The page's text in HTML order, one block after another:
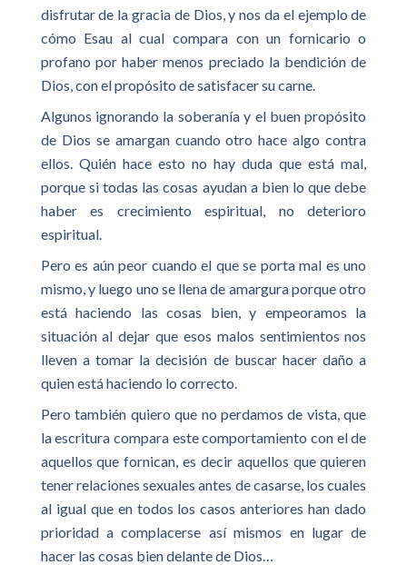
disfrutar de la gracia de Dios, y nos da el ejemplo de
cómo Esau al cual compara con un fornicario o
profano por haber menos preciado la bendición de
Dios, con el propósito de satisfacer su carne.
Algunos ignorando la soberanía y el buen propósito
de Dios se amargan cuando otro hace algo contra
ellos. Quién hace esto no hay duda que está mal,
porque si todas las cosas ayudan a bien lo que debe
haber es crecimiento espiritual, no deterioro
espiritual.
Pero es aún peor cuando el que se porta mal es uno
mismo, y luego uno se llena de amargura porque otro
está haciendo las cosas bien, y empeoramos la
situación al dejar que esos malos sentimientos nos
lleven a tomar la decisión de buscar hacer daño a
quien está haciendo lo correcto.
Pero también quiero que no perdamos de vista, que
la escritura compara este comportamiento con el de
aquellos que fornican, es decir aquellos que quieren
tener relaciones sexuales antes de casarse, los cuales
al igual que en todos los casos anteriores han dado
prioridad a complacerse así mismos en lugar de
hacer las cosas bien delante de Dios…